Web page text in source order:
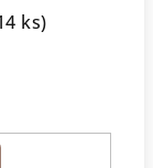
ks)